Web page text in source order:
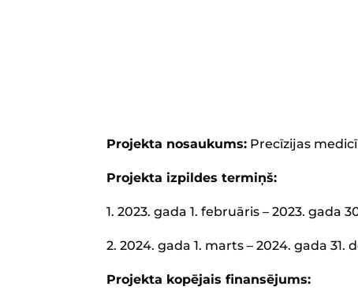
Projekta nosaukums: Precīzijas
Projekta izpildes termiņš:
1. 2023. gada 1. februāris – 2023. gada
2. 2024. gada 1. marts – 2024. gada 31.
Projekta kopējais finansējums: